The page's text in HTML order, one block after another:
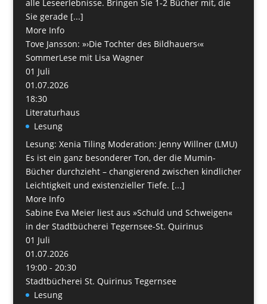
alle Leseerlebnisse. Bringen Sie 1-2 Bücher mit, die
Sie gerade [...]
More Info
Tove Jansson: »›Die Tochter des Bildhauers‹«
SommerLese mit Lisa Wagner
01 Juli
01.07.2026
18:30
Literaturhaus
Lesung
Lesung: Xenia Tiling Moderation: Jenny Willner (LMU)
Es ist ein ganz besonderer Ton, der die Mumin-
Bücher durchzieht – changierend zwischen kindlicher
Leichtigkeit und existenzieller Tiefe. [...]
More Info
Sabine Eva Meier liest aus »Schuld und Schweigen«
in der Stadtbücherei Tegernsee-St. Quirinus
01 Juli
01.07.2026
19:00 - 20:30
Stadtbücherei St. Quirinus Tegernsee
Lesung